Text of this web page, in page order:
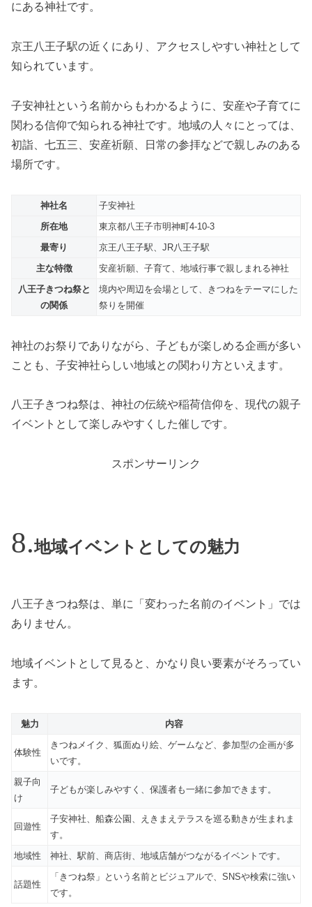
にある神社です。
京王八王子駅の近くにあり、アクセスしやすい神社として
知られています。
子安神社という名前からもわかるように、安産や子育てに
関わる信仰で知られる神社です。地域の人々にとっては、
初詣、七五三、安産祈願、日常の参拝などで親しみのある
場所です。
神社名
子安神社
所在地
東京都八王子市明神町4-10-3
最寄り
京王八王子駅、JR八王子駅
主な特徴
安産祈願、子育て、地域行事で親しまれる神社
八王子きつね祭と
の関係
境内や周辺を会場として、きつねをテーマにした
祭りを開催
神社のお祭りでありながら、子どもが楽しめる企画が多い
ことも、子安神社らしい地域との関わり方といえます。
八王子きつね祭は、神社の伝統や稲荷信仰を、現代の親子
イベントとして楽しみやすくした催しです。
スポンサーリンク
地域イベントとしての魅力
八王子きつね祭は、単に「変わった名前のイベント」では
ありません。
地域イベントとして見ると、かなり良い要素がそろってい
ます。
魅力 内容
体験性
きつねメイク、狐面ぬり絵、ゲームなど、参加型の企画が多
いです。
親子向
け
子どもが楽しみやすく、保護者も一緒に参加できます。
回遊性
子安神社、船森公園、えきまえテラスを巡る動きが生まれま
す。
地域性
神社、駅前、商店街、地域店舗がつながるイベントです。
話題性
「きつね祭」という名前とビジュアルで、SNSや検索に強い
です。